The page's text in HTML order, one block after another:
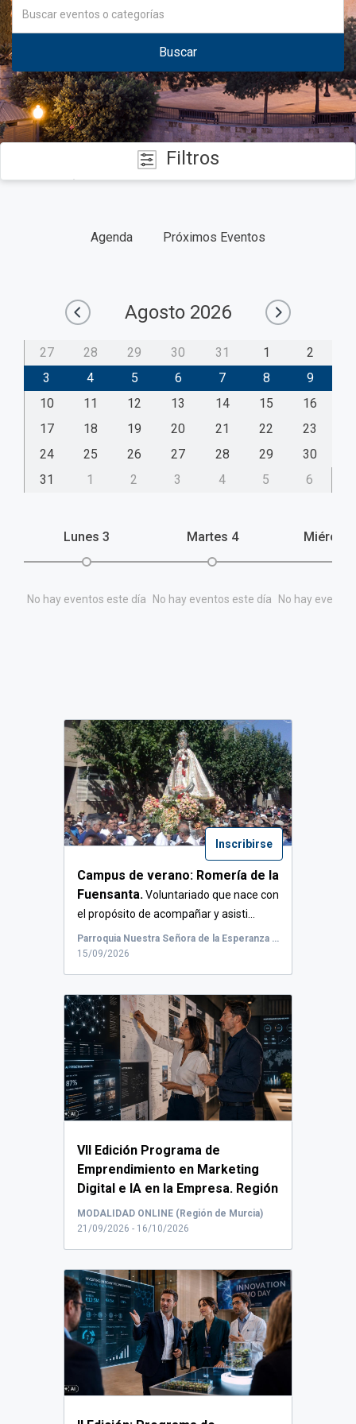
Buscar
Filtros
Agenda Próximos Eventos
Agosto 2026
27 28 29 30 31 1
2
3
4 5 6 7 8
9
10
11 12 13 14 15
16
17
18 19 20 21 22
23
24
25 26 27 28 29
30
31
1 2 3 4 5 6
Lunes 3
No hay eventos este día
Martes 4
No hay eventos este día No hay
Inscribirse
Campus de verano: Romería de la
Fuensanta.Voluntariado que nace con
el propósito de acompañar y asisti...
Parroquia Nuestra Señora de la Esperanza del Barrio del Progreso, Carretera de Algezares, Ronda Sur
15/09/2026
VII Edición Programa de
Emprendimiento en Marketing
Digital e IA en la Empresa. Región
de Murcia.El de...
MODALIDAD ONLINE (Región de Murcia)
21/09/2026 - 16/10/2026